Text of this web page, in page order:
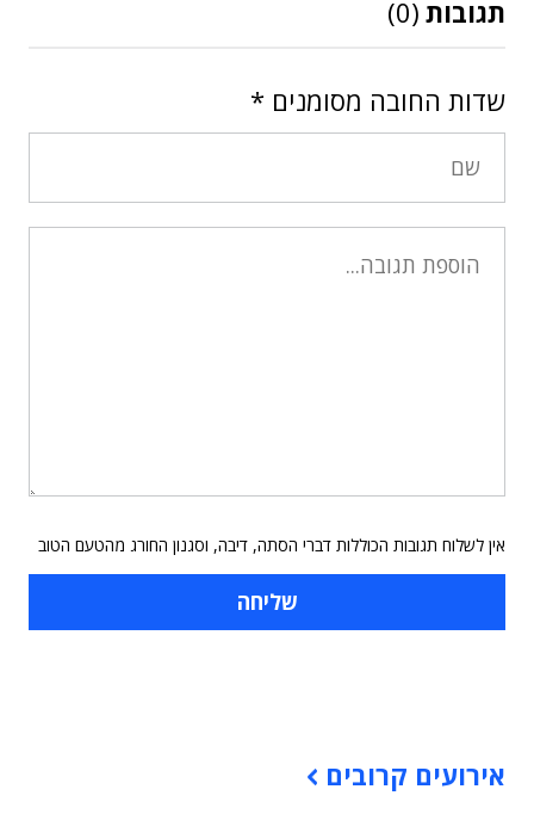
תגובות (0)
שדות החובה מסומנים *
אין לשלוח תגובות הכוללות דברי הסתה, דיבה, וסגנון החורג מהטעם הטוב
אירועים קרובים